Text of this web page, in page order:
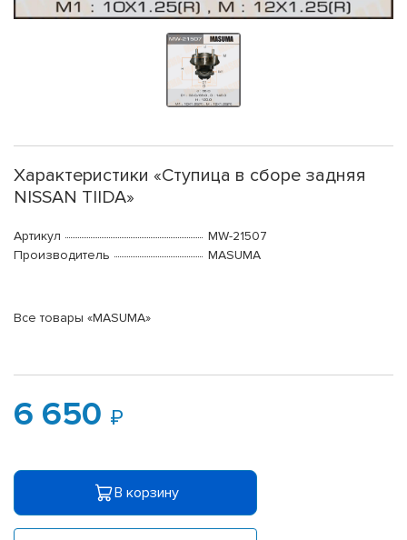
Характеристики «Ступица в сборе задняя
NISSAN TIIDA»
Артикул
MW-21507
Производитель
MASUMA
Все товары «MASUMA»
6 650
В корзину